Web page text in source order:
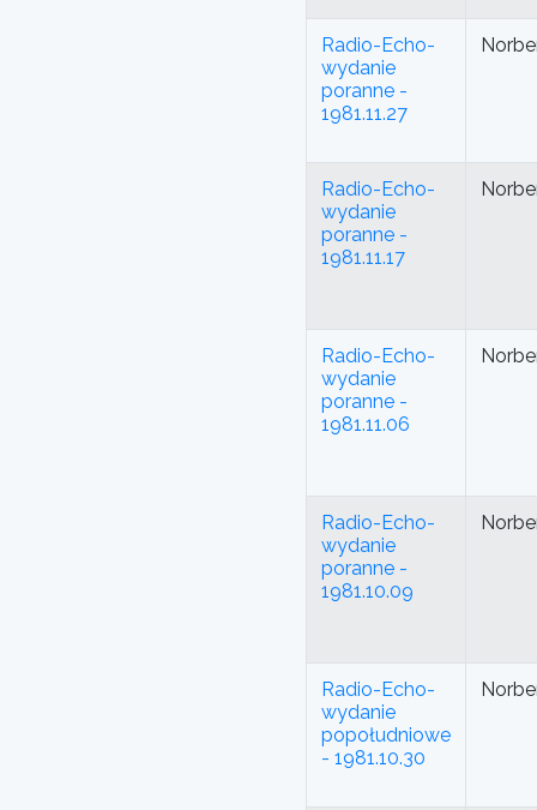
Radio-Echo-
wydanie
poranne -
1981.11.27
Radio-Echo-
wydanie
poranne -
1981.11.17
Radio-Echo-
wydanie
poranne -
1981.11.06
Radio-Echo-
wydanie
poranne -
1981.10.09
Radio-Echo-
wydanie
popołudniowe
- 1981.10.30